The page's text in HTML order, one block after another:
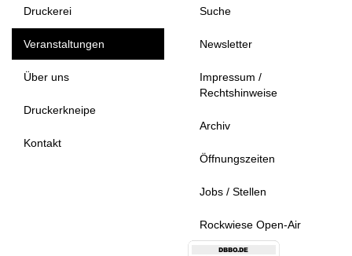
Druckerei
Veranstaltungen
Über uns
Druckerkneipe
Kontakt
Suche
Newsletter
Impressum /
Rechtshinweise
Archiv
Öffnungszeiten
Jobs / Stellen
Rockwiese Open-Air